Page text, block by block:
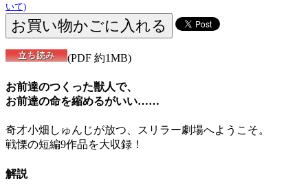
いて)
(PDF 約1MB)
お前達のつくった獣人で、
お前達の命を縮めるがいい……
奇才小畑しゅんじが放つ、スリラー劇場へようこそ。
戦慄の短編9作品を大収録！
解説